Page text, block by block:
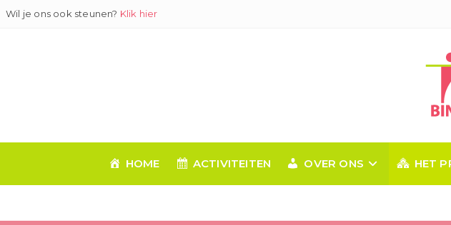
GaWil je ons ook steunen? Klik hier
HOME ACTIVITEITEN OVER ONS HET